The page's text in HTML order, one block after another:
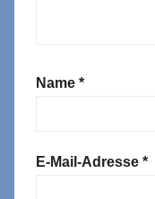
Name *
E-Mail-Adresse *